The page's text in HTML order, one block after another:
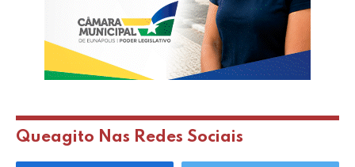
Queagito Nas Redes Sociais